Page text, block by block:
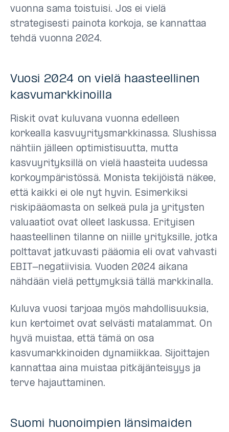
vuonna sama toistuisi. Jos ei vielä
strategisesti painota korkoja, se kannattaa
tehdä vuonna 2024.
Vuosi 2024 on vielä haasteellinen
kasvumarkkinoilla
Riskit ovat kuluvana vuonna edelleen
korkealla kasvuyritysmarkkinassa. Slushissa
nähtiin jälleen optimistisuutta, mutta
kasvuyrityksillä on vielä haasteita uudessa
korkoympäristössä. Monista tekijöistä näkee,
että kaikki ei ole nyt hyvin. Esimerkiksi
riskipääomasta on selkeä pula ja yritysten
valuaatiot ovat olleet laskussa. Erityisen
haasteellinen tilanne on niille yrityksille, jotka
polttavat jatkuvasti pääomia eli ovat vahvasti
EBIT-negatiivisia. Vuoden 2024 aikana
nähdään vielä pettymyksiä tällä markkinalla.
Kuluva vuosi tarjoaa myös mahdollisuuksia,
kun kertoimet ovat selvästi matalammat. On
hyvä muistaa, että tämä on osa
kasvumarkkinoiden dynamiikkaa. Sijoittajen
kannattaa aina muistaa pitkäjänteisyys ja
terve hajauttaminen.
Suomi huonoimpien länsimaiden